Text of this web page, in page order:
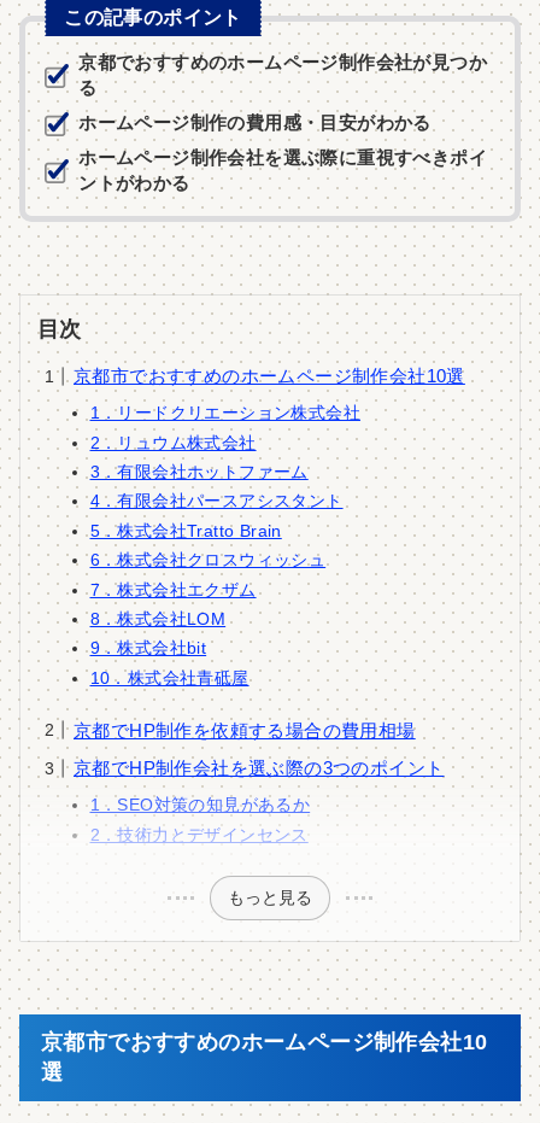
この記事のポイント
京都でおすすめのホームページ制作会社が見つか
る
ホームページ制作の費用感・目安がわかる
ホームページ制作会社を選ぶ際に重視すべきポイ
ントがわかる
目次
京都市でおすすめのホームページ制作会社10選
1．リードクリエーション株式会社
2．リュウム株式会社
3．有限会社ホットファーム
4．有限会社パースアシスタント
5．株式会社Tratto Brain
6．株式会社クロスウィッシュ
7．株式会社エクザム
8．株式会社LOM
9．株式会社bit
10．株式会社青砥屋
京都でHP制作を依頼する場合の費用相場
京都でHP制作会社を選ぶ際の3つのポイント
1．SEO対策の知見があるか
2．技術力とデザインセンス
もっと見る
京都市でおすすめのホームページ制作会社10
選